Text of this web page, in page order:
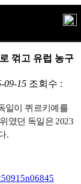
꺾고 유럽 농구
09-15 조회수 :
일이 퀴르키예를
였던 독일은 2023
.